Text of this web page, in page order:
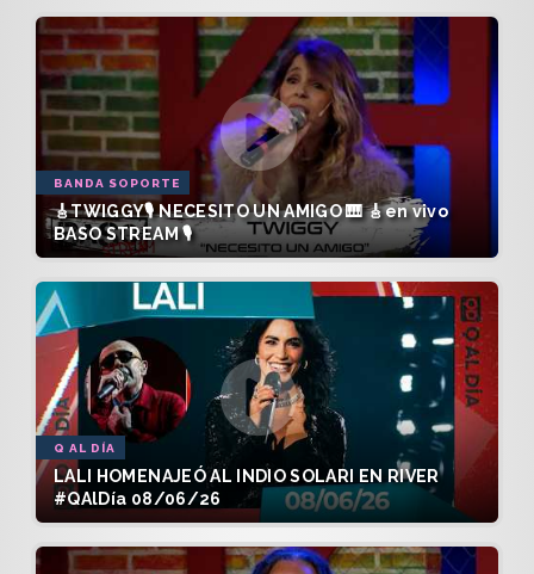
BANDA SOPORTE
🎸TWIGGY🎙️ NECESITO UN AMIGO 🎹 🎸en vivo
BASO STREAM 🎙️
Q AL DÍA
LALI HOMENAJEÓ AL INDIO SOLARI EN RIVER
#QAlDía 08/06/26